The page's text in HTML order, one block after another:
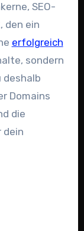
SEO-
den ein
erfolgreich
sondern
deshalb
Domains
die
dein